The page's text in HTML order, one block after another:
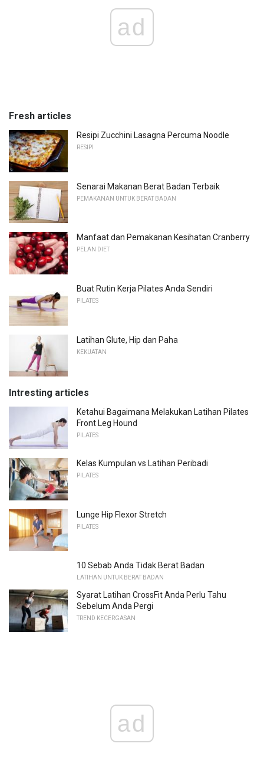
ad
Fresh articles
Resipi Zucchini Lasagna Percuma Noodle
RESIPI
Senarai Makanan Berat Badan Terbaik
PEMAKANAN UNTUK BERAT BADAN
Manfaat dan Pemakanan Kesihatan Cranberry
PELAN DIET
Buat Rutin Kerja Pilates Anda Sendiri
PILATES
Latihan Glute, Hip dan Paha
KEKUATAN
Intresting articles
Ketahui Bagaimana Melakukan Latihan Pilates
Front Leg Hound
PILATES
Kelas Kumpulan vs Latihan Peribadi
PILATES
Lunge Hip Flexor Stretch
PILATES
10 Sebab Anda Tidak Berat Badan
LATIHAN UNTUK BERAT BADAN
Syarat Latihan CrossFit Anda Perlu Tahu
Sebelum Anda Pergi
TREND KECERGASAN
ad